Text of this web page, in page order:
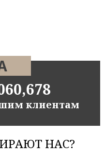
клиентам
НАС?